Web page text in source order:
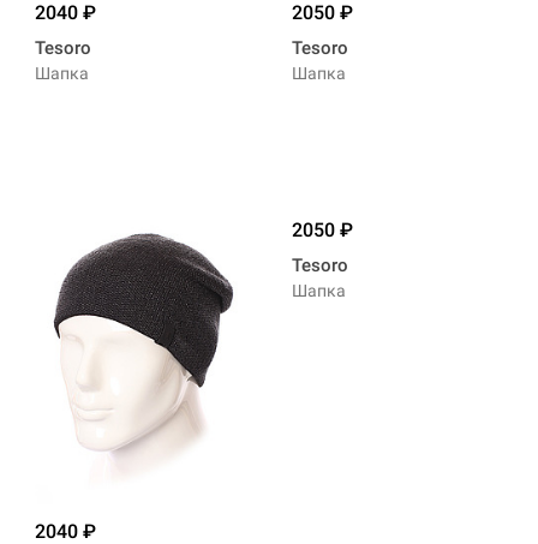
2040
Tesoro
Шапка
2050
Tesoro
Шапка
2040
2050
Tesoro
Шапка